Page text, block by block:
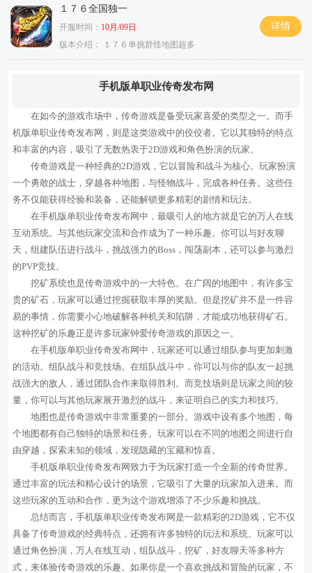
１７６全国独一
开服时间： 10月/09日
版本介绍：
１７６单挑群怪地图超多
详情
手机版单职业传奇发布网
在如今的游戏市场中，传奇游戏是备受玩家喜爱的类型之一。而手
机版单职业传奇发布网，则是这类游戏中的佼佼者。它以其独特的特点
和丰富的内容，吸引了无数热衷于2D游戏和角色扮演的玩家。
传奇游戏是一种经典的2D游戏，它以冒险和战斗为核心。玩家扮演
一个勇敢的战士，穿越各种地图，与怪物战斗，完成各种任务。这些任
务不仅能获得经验和装备，还能解锁更多精彩的剧情和玩法。
在手机版单职业传奇发布网中，最吸引人的地方就是它的万人在线
互动系统。与其他玩家交流和合作成为了一种乐趣。你可以与好友聊
天，组建队伍进行战斗，挑战强力的Boss，闯荡副本，还可以参与激烈
的PVP竞技。
挖矿系统也是传奇游戏中的一大特色。在广阔的地图中，有许多宝
贵的矿石，玩家可以通过挖掘获取丰厚的奖励。但是挖矿并不是一件容
易的事情，你需要小心地破解各种机关和陷阱，才能成功地获得矿石。
这种挖矿的乐趣正是许多玩家钟爱传奇游戏的原因之一。
在手机版单职业传奇发布网中，玩家还可以通过组队参与更加刺激
的活动。组队战斗和竞技场。在组队战斗中，你可以与你的队友一起挑
战强大的敌人，通过团队合作来取得胜利。而竞技场则是玩家之间的较
量，你可以与其他玩家展开激烈的战斗，来证明自己的实力和技巧。
地图也是传奇游戏中非常重要的一部分。游戏中设有多个地图，每
个地图都有自己独特的场景和任务。玩家可以在不同的地图之间进行自
由穿越，探索未知的领域，发现隐藏的宝藏和惊喜。
手机版单职业传奇发布网致力于为玩家打造一个全新的传奇世界。
通过丰富的玩法和精心设计的场景，它吸引了大量的玩家加入进来。而
这些玩家的互动和合作，更为这个游戏增添了不少乐趣和挑战。
总结而言，手机版单职业传奇发布网是一款精彩的2D游戏，它不仅
具备了传奇游戏的经典特点，还拥有许多独特的玩法和系统。玩家可以
通过角色扮演，万人在线互动，组队战斗，挖矿，好友聊天等多种方
式，来体验传奇游戏的乐趣。如果你是一个喜欢挑战和冒险的玩家，不